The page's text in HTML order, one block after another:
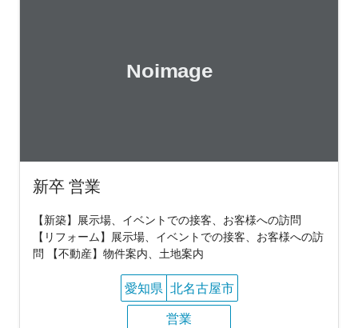
新卒 営業
【新築】展示場、イベントでの接客、お客様への訪問
【リフォーム】展示場、イベントでの接客、お客様への訪
問 【不動産】物件案内、土地案内
愛知県 北名古屋市
営業